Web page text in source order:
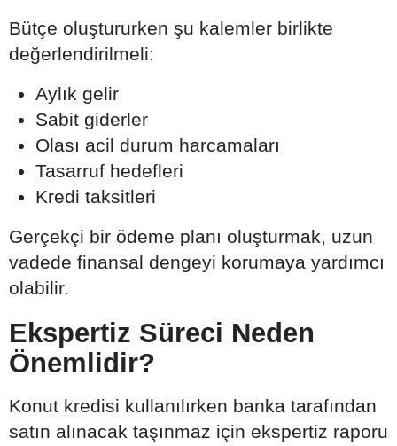
Bütçe oluştururken şu kalemler birlikte
değerlendirilmeli:
Aylık gelir
Sabit giderler
Olası acil durum harcamaları
Tasarruf hedefleri
Kredi taksitleri
Gerçekçi bir ödeme planı oluşturmak, uzun
vadede finansal dengeyi korumaya yardımcı
olabilir.
Ekspertiz Süreci Neden
Önemlidir?
Konut kredisi kullanılırken banka tarafından
satın alınacak taşınmaz için ekspertiz raporu